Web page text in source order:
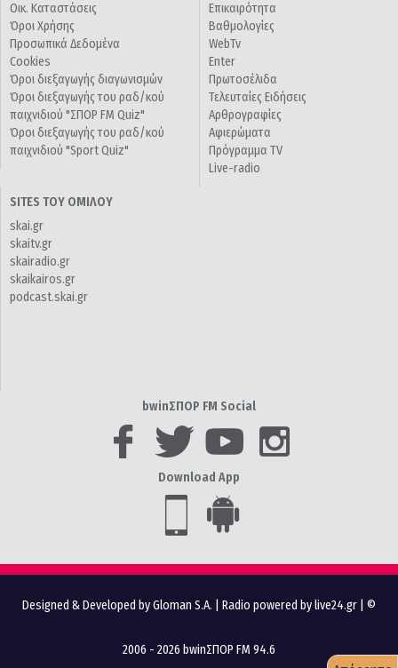
Οικ. Καταστάσεις
Όροι Χρήσης
Προσωπικά Δεδομένα
Cookies
Όροι διεξαγωγής διαγωνισμών
Όροι διεξαγωγής του ραδ/κού
παιχνιδιού "ΣΠΟΡ FM Quiz"
Όροι διεξαγωγής του ραδ/κού
παιχνιδιού "Sport Quiz"
Επικαιρότητα
Βαθμολογίες
WebTv
Enter
Πρωτοσέλιδα
Τελευταίες Ειδήσεις
Αρθρογραφίες
Αφιερώματα
Πρόγραμμα TV
Live-radio
SITES ΤΟΥ ΟΜΙΛΟΥ
skai.gr
skaitv.gr
skairadio.gr
skaikairos.gr
podcast.skai.gr
bwinΣΠΟΡ FM Social
Download App
Designed & Developed by Gloman S.A. Radio powered by live24.gr | ©
2006 - 2026 bwinΣΠΟΡ FM 94.6